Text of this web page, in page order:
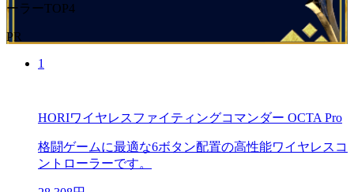
ーラーTOP4
PR
1
HORIワイヤレスファイティングコマンダー OCTA Pro
格闘ゲームに最適な6ボタン配置の高性能ワイヤレスコ
ントローラーです。